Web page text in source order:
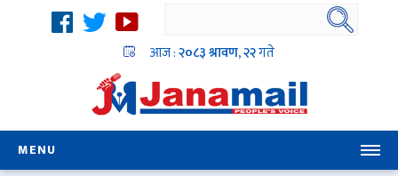
आज :२०८३ श्रावण, २२गते
MENU